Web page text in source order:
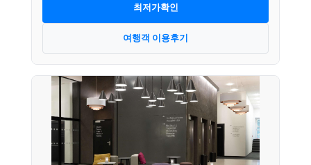
최저가확인
여행객 이용후기